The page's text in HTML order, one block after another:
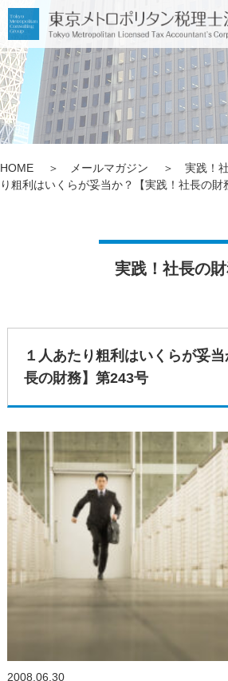
HOME メールマガジン 実践！
り粗利はいくらが妥当か？【実践！社長の財
実践！社長の
１人あたり粗利はいくらが妥
長の財務】第243号
2008.06.30